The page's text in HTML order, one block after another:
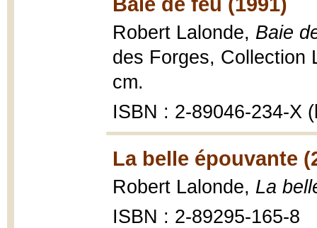
Robert Lalonde, Baie
des Forges, Collection
cm.
ISBN : 2-89046-234-X
La belle épouvante
Robert Lalonde, La
ISBN : 2-89295-165-8